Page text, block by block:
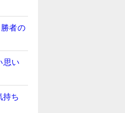
者の
思い
持ち